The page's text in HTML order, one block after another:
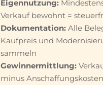
Eigennutzung:
Verkauf bewohnt =
Dokumentation: Alle
Kaufpreis und
sammeln
Gewinnermittlung:
minus